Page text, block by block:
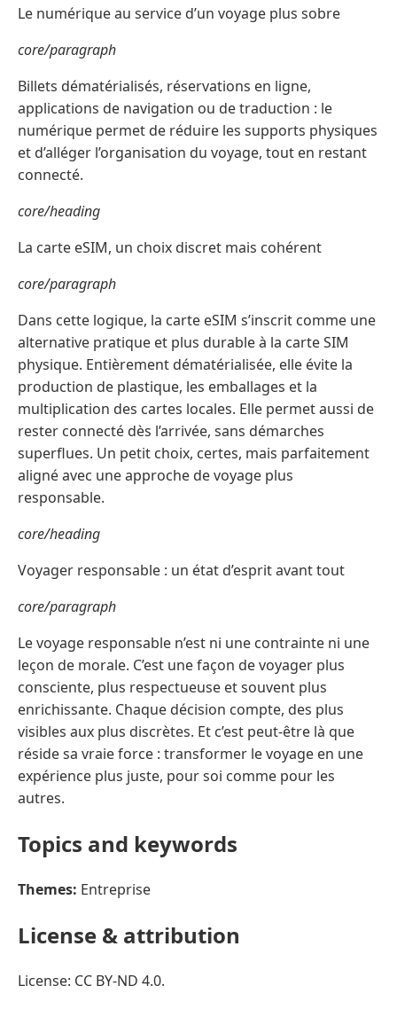
Le numérique au service d’un voyage plus sobre
core/paragraph
Billets dématérialisés, réservations en ligne,
applications de navigation ou de traduction : le
numérique permet de réduire les supports physiques
et d’alléger l’organisation du voyage, tout en restant
connecté.
core/heading
La carte eSIM, un choix discret mais cohérent
core/paragraph
Dans cette logique, la carte eSIM s’inscrit comme une
alternative pratique et plus durable à la carte SIM
physique. Entièrement dématérialisée, elle évite la
production de plastique, les emballages et la
multiplication des cartes locales. Elle permet aussi de
rester connecté dès l’arrivée, sans démarches
superflues. Un petit choix, certes, mais parfaitement
aligné avec une approche de voyage plus
responsable.
core/heading
Voyager responsable : un état d’esprit avant tout
core/paragraph
Le voyage responsable n’est ni une contrainte ni une
leçon de morale. C’est une façon de voyager plus
consciente, plus respectueuse et souvent plus
enrichissante. Chaque décision compte, des plus
visibles aux plus discrètes. Et c’est peut-être là que
réside sa vraie force : transformer le voyage en une
expérience plus juste, pour soi comme pour les
autres.
Topics and keywords
Themes: Entreprise
License & attribution
License: CC BY-ND 4.0.